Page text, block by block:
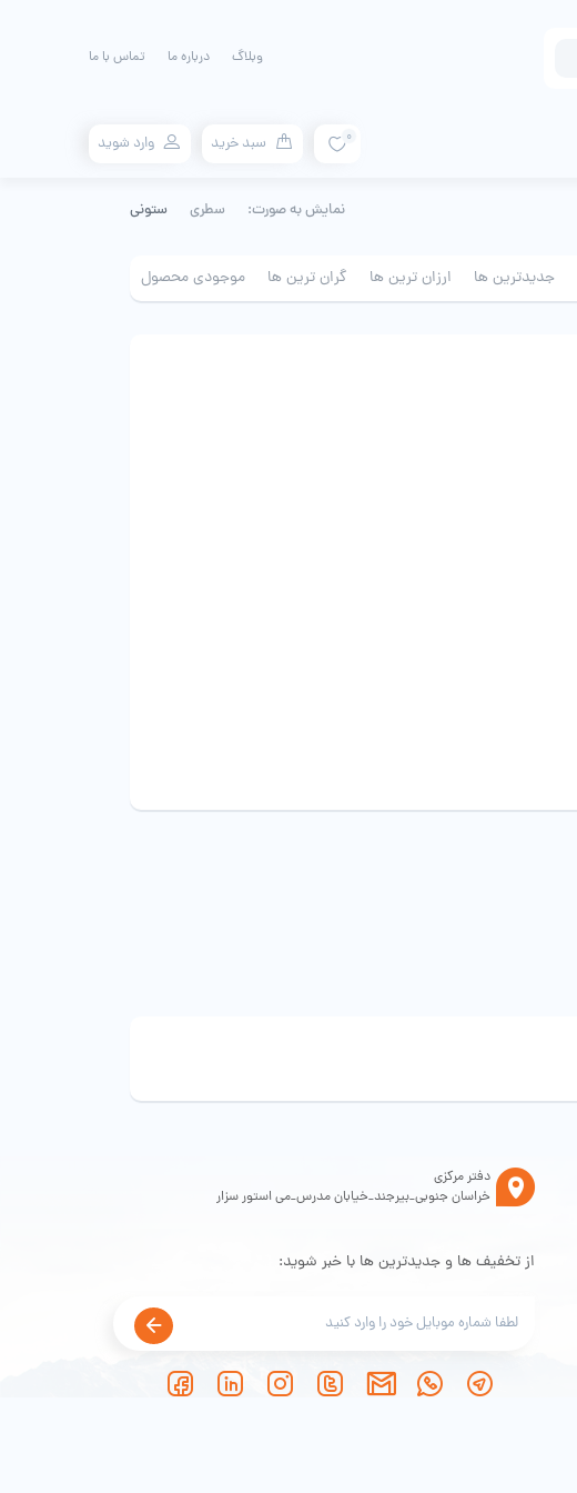
وبلاگ درباره ما تماس با ما
0 سبد خرید وارد شوید
نمایش به صورت: سطری ستونی
جدیدترین ها ارزان ترین ها گران ترین ها موجودی محصول
دفتر مرکزی
خراسان جنوبی_بیرجند_خیابان مدرس_می استور سزار
از تخفیف ها و جدیدترین ها با خبر شوید: